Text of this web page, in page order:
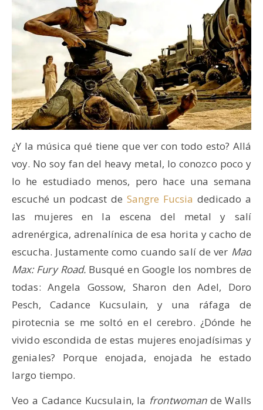
¿Y la música qué tiene que ver con todo esto? Allá
voy. No soy fan del heavy metal, lo conozco poco y
lo he estudiado menos, pero hace una semana
escuché un podcast de Sangre Fucsia dedicado a
las mujeres en la escena del metal y salí
adrenérgica, adrenalínica de esa horita y cacho de
escucha. Justamente como cuando salí de ver Mad
Max: Fury Road. Busqué en Google los nombres de
todas: Angela Gossow, Sharon den Adel, Doro
Pesch, Cadance Kucsulain, y una ráfaga de
pirotecnia se me soltó en el cerebro. ¿Dónde he
vivido escondida de estas mujeres enojadísimas y
geniales? Porque enojada, enojada he estado
largo tiempo.
Veo a Cadance Kucsulain, la frontwoman de Walls